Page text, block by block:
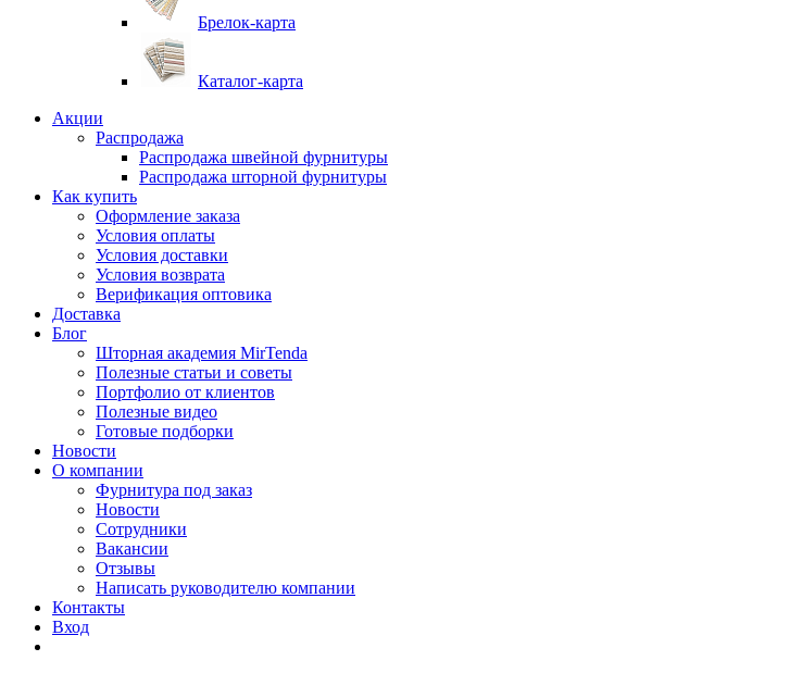
Брелок-карта
Каталог-карта
Акции
Распродажа
Распродажа швейной фурнитуры
Распродажа шторной фурнитуры
Как купить
Оформление заказа
Условия оплаты
Условия доставки
Условия возврата
Верификация оптовика
Доставка
Блог
Шторная академия MirTenda
Полезные статьи и советы
Портфолио от клиентов
Полезные видео
Готовые подборки
Новости
О компании
Фурнитура под заказ
Новости
Сотрудники
Вакансии
Отзывы
Написать руководителю компании
Контакты
Вход